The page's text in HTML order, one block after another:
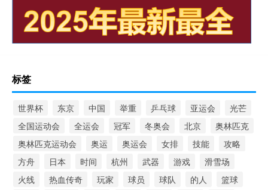
标签
世界杯 东京 中国 举重 乒乓球 亚运会
光芒
全国运动会
全运会 冠军 冬奥会 北京
奥林匹克
奥林匹克运动会
奥运 奥运会 女排 技能
攻略
方舟
日本 时间 杭州 武器 游戏
滑雪场
火线
热血传奇 玩家 球员 球队 的人
篮球